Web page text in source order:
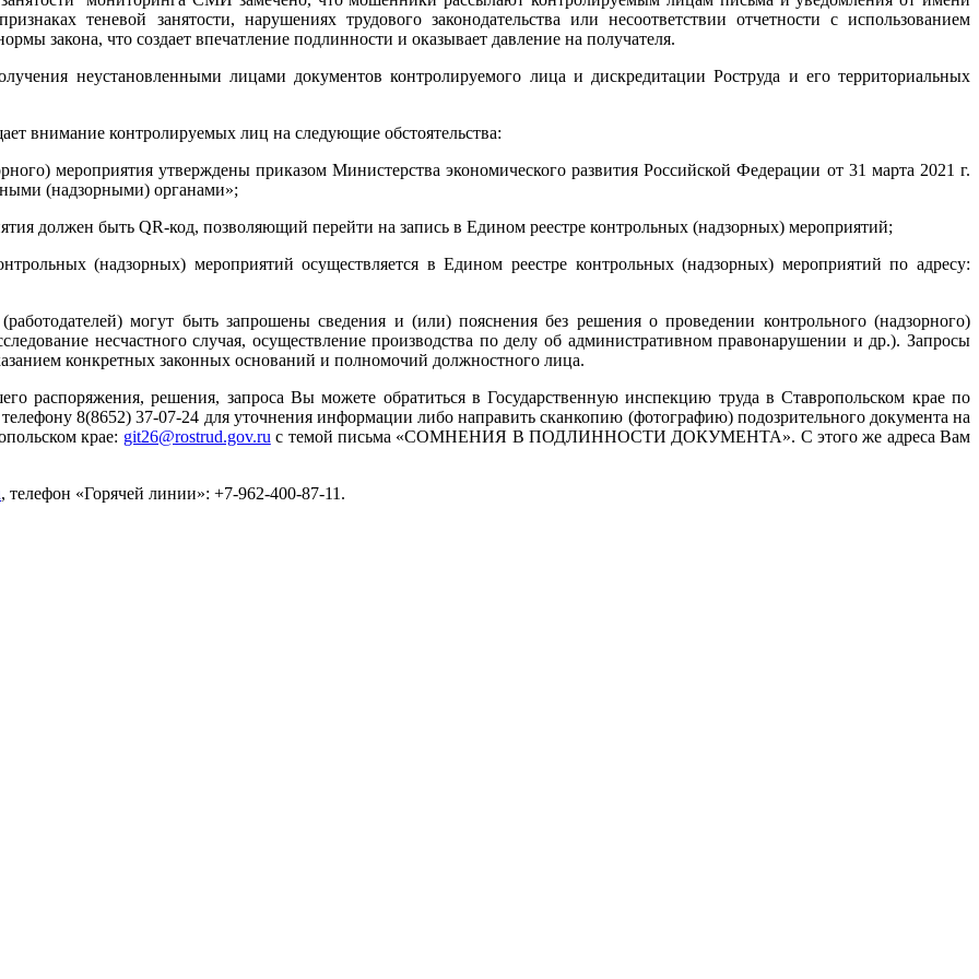
теневой занятости, нарушениях трудового законодательства или несоответствии отчетности с использованием
закона, что создает впечатление подлинности и оказывает давление на получателя.
неустановленными лицами документов контролируемого лица и дискредитации Роструда и его территориальных
внимание контролируемых лиц на следующие обстоятельства:
мероприятия утверждены приказом Министерства экономического развития Российской Федерации от 31 марта 2021 г.
(надзорными) органами»;
должен быть QR-код, позволяющий перейти на запись в Едином реестре контрольных (надзорных) мероприятий;
(надзорных) мероприятий осуществляется в Едином реестре контрольных (надзорных) мероприятий по адресу:
могут быть запрошены сведения и (или) пояснения без решения о проведении контрольного (надзорного)
несчастного случая, осуществление производства по делу об административном правонарушении и др.). Запросы
конкретных законных оснований и полномочий должностного лица.
распоряжения, решения, запроса Вы можете обратиться в Государственную инспекцию труда в Ставропольском крае по
37-07-24 для уточнения информации либо направить сканкопию (фотографию) подозрительного документа на
крае: git26@rostrud.gov.ru с темой письма «СОМНЕНИЯ В ПОДЛИННОСТИ ДОКУМЕНТА». С этого же адреса Вам
, телефон «Горячей линии»: +7-962-400-87-11.